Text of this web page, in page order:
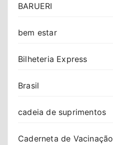
BARUERI
bem estar
Bilheteria Express
Brasil
cadeia de suprimentos
Caderneta de Vacinação